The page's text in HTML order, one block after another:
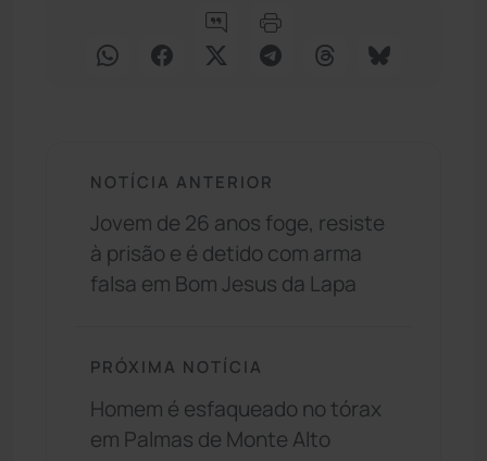
NOTÍCIA ANTERIOR
Jovem de 26 anos foge, resiste
à prisão e é detido com arma
falsa em Bom Jesus da Lapa
PRÓXIMA NOTÍCIA
Homem é esfaqueado no tórax
em Palmas de Monte Alto